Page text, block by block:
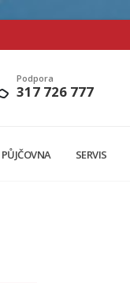
Podpora
317 726 777
Přihlásit
PŮJČOVNA SERVIS